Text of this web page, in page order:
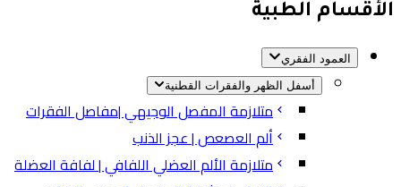
الأقسام الطبية
العمود الفقري
أسفل الظهر والفقرات القطنية
متلازمة المفصل الوجيهي |مفاصل الفقرات
ألم العصعص | عجز الذنب
متلازمة الألم العضلي اللفافي | لفافة العضلة